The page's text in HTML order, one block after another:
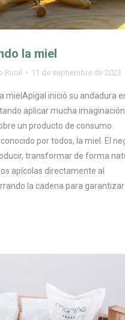
la miel
Rural 11 de septiembre de 2023
mielApigal inició su andadura
aplicar mucha
un producto de consumo
por todos, la miel. El
transformar de forma
apícolas directamente al
la cadena para garantizar